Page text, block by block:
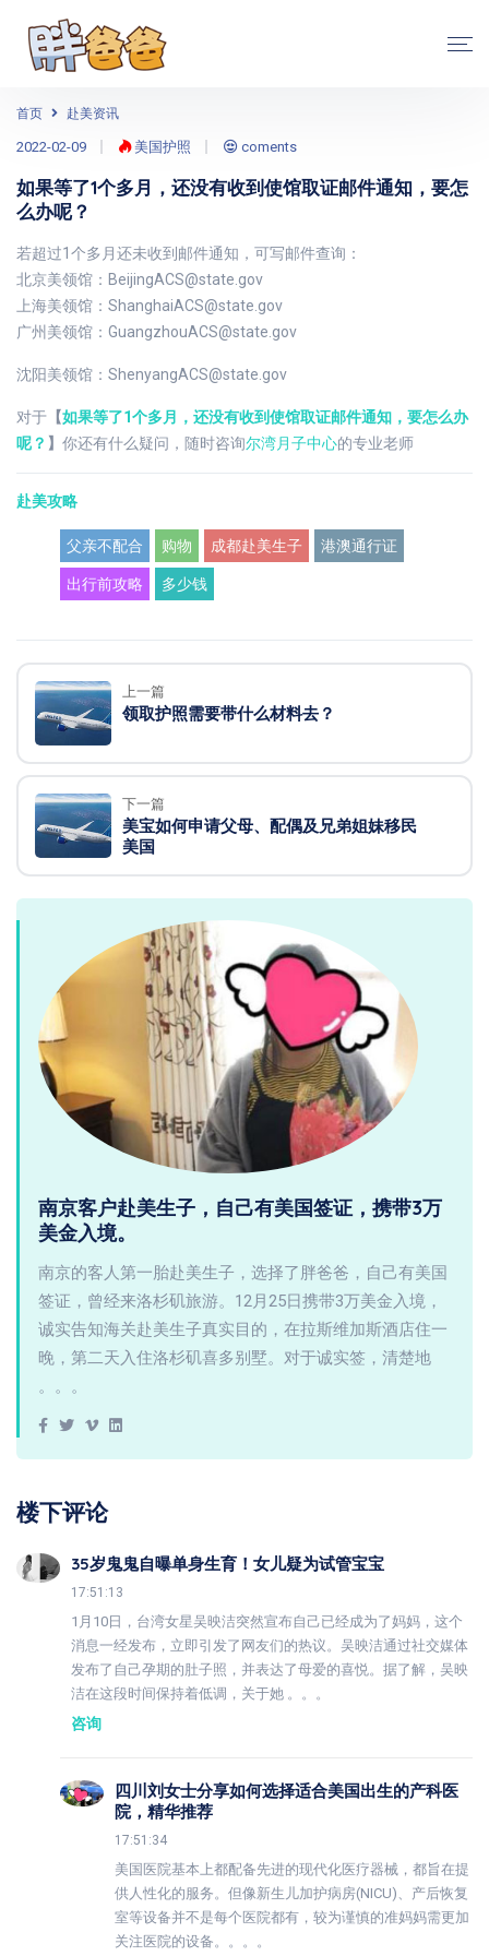
首页 赴美资讯
2022-02-09 美国护照 coments
如果等了1个多月，还没有收到使馆取证邮件通知，要怎
么办呢？
若超过1个多月还未收到邮件通知，可写邮件查询：
北京美领馆：BeijingACS@state.gov
上海美领馆：ShanghaiACS@state.gov
广州美领馆：GuangzhouACS@state.gov
沈阳美领馆：ShenyangACS@state.gov
对于 【如果等了1个多月，还没有收到使馆取证邮件通知，要怎么办
呢？ 】 你还有什么疑问，随时咨询尔湾月子中心的专业老师
赴美攻略
父亲不配合 购物 成都赴美生子 港澳通行证
出行前攻略 多少钱
上一篇
领取护照需要带什么材料去？
下一篇
美宝如何申请父母、配偶及兄弟姐妹移民
美国
南京客户赴美生子，自己有美国签证，携带3万
美金入境。
南京的客人第一胎赴美生子，选择了胖爸爸，自己有美国
签证，曾经来洛杉矶旅游。12月25日携带3万美金入境，
诚实告知海关赴美生子真实目的，在拉斯维加斯酒店住一
晚，第二天入住洛杉矶喜多别墅。对于诚实签，清楚地
。。。
楼下评论
35岁鬼鬼自曝单身生育！女儿疑为试管宝宝
17:51:13
1月10日，台湾女星吴映洁突然宣布自己已经成为了妈妈，这个
消息一经发布，立即引发了网友们的热议。吴映洁通过社交媒体
发布了自己孕期的肚子照，并表达了母爱的喜悦。据了解，吴映
洁在这段时间保持着低调，关于她 。。。
咨询
四川刘女士分享如何选择适合美国出生的产科医
院，精华推荐
17:51:34
美国医院基本上都配备先进的现代化医疗器械，都旨在提
供人性化的服务。但像新生儿加护病房(NICU)、产后恢复
室等设备并不是每个医院都有，较为谨慎的准妈妈需更加
关注医院的设备。。。。